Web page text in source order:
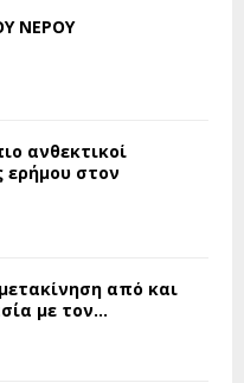
ΝΕΡΟΥ
ανθεκτικοί
ερήμου στον
από και
με τον...